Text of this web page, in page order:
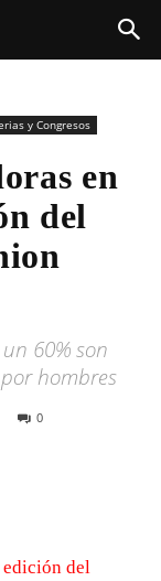
y Congresos
en
del
60% son
hombres
0